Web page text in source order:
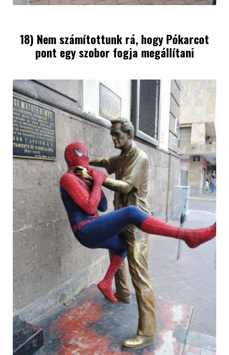
18) Nem számítottunk rá, hogy Pókarcot
pont egy szobor fogja megállítani